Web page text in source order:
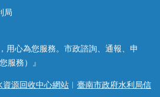
局
用心為您服務。市政諮詢、通報、申
服務）』
資源回收中心網站 ︱ 臺南市政府水利局信